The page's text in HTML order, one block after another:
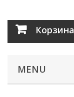
Корзина
MENU